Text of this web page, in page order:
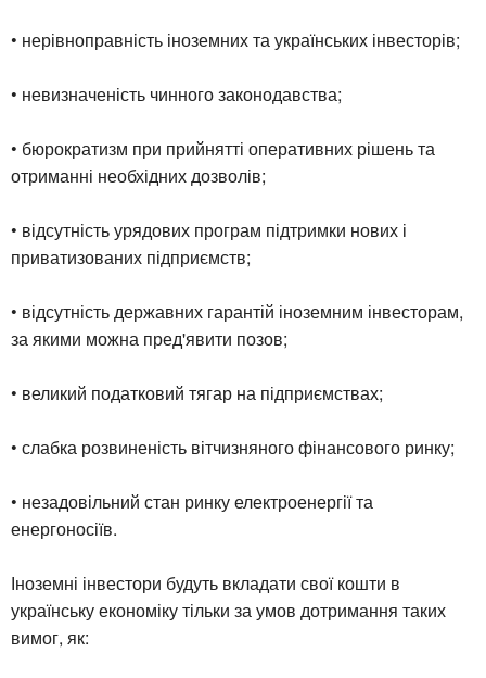
• нерівноправність іноземних та українських інвесторів;
• невизначеність чинного законодавства;
• бюрократизм при прийнятті оперативних рішень та
отриманні необхідних дозволів;
• відсутність урядових програм підтримки нових і
приватизованих підприємств;
• відсутність державних гарантій іноземним інвесторам,
за якими можна пред'явити позов;
• великий податковий тягар на підприємствах;
• слабка розвиненість вітчизняного фінансового ринку;
• незадовільний стан ринку електроенергії та
енергоносіїв.
Іноземні інвестори будуть вкладати свої кошти в
українську економіку тільки за умов дотримання таких
вимог, як: